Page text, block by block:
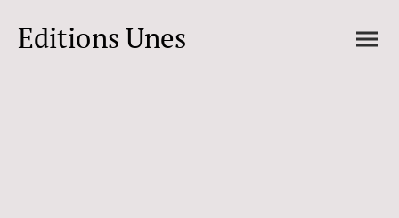
Editions Unes